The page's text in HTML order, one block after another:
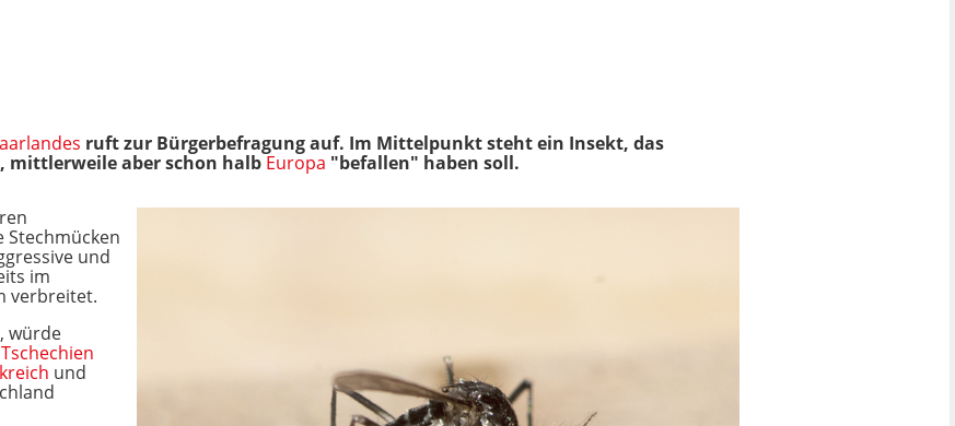
ruft zur Bürgerbefragung auf. Im Mittelpunkt steht ein Insekt, das
mittlerweile aber schon halb Europa "befallen" haben soll.
und
im
verbreitet.
würde
Tschechien
und